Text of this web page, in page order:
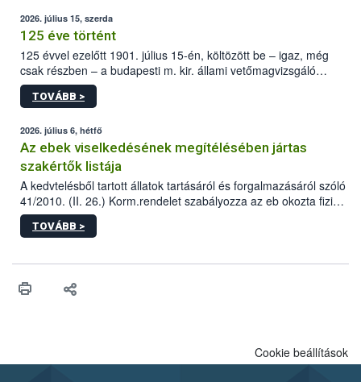
2026. július 15, szerda
125 éve történt
125 évvel ezelőtt 1901. július 15-én, költözött be – igaz, még
csak részben – a budapesti m. kir. állami vetőmagvizsgáló
állomás a Kis Rókus utca 15. szám alatti, Czigler Győző által
tervezett új épületébe.
TOVÁBB >
2026. július 6, hétfő
Az ebek viselkedésének megítélésében jártas
szakértők listája
A kedvtelésből tartott állatok tartásáról és forgalmazásáról szóló
41/2010. (II. 26.) Korm.rendelet szabályozza az eb okozta fizikai
sérülés, illetve ennek veszélye keletkezésekor felmerülő
hatósági feladatokat, valamint a veszélyes eb tartását és annak
vonni az ebek viselkedésének megítélésében jártas szakértőt.
TOVÁBB >
Cookie beállítások